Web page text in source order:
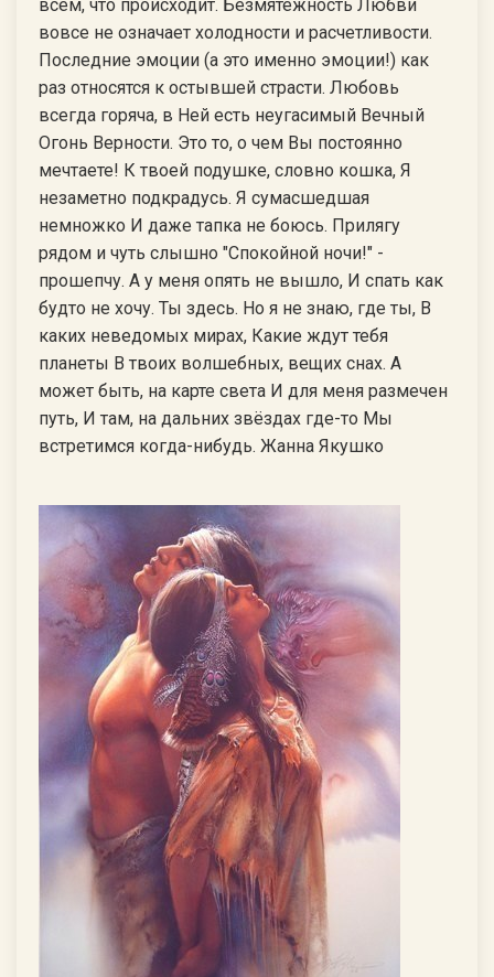
всем, что происходит. Безмятежность Любви
вовсе не означает холодности и расчетливости.
Последние эмоции (а это именно эмоции!) как
раз относятся к остывшей страсти. Любовь
всегда горяча, в Ней есть неугасимый Вечный
Огонь Верности. Это то, о чем Вы постоянно
мечтаете! К твоей подушке, словно кошка, Я
незаметно подкрадусь. Я сумасшедшая
немножко И даже тапка не боюсь. Прилягу
рядом и чуть слышно "Спокойной ночи!" -
прошепчу. А у меня опять не вышло, И спать как
будто не хочу. Ты здесь. Но я не знаю, где ты, В
каких неведомых мирах, Какие ждут тебя
планеты В твоих волшебных, вещих снах. А
может быть, на карте света И для меня размечен
путь, И там, на дальних звёздах где-то Мы
встретимся когда-нибудь. Жанна Якушко